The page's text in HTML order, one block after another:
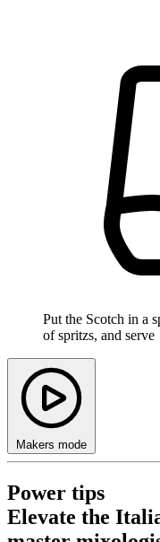
Put the Scotch in a
of spritzs, and serve
Makers mode
Power tips
Elevate the